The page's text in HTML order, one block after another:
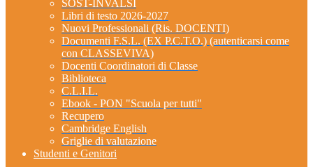
SOST-INVALSI
Libri di testo 2026-2027
Nuovi Professionali (Ris. DOCENTI)
Documenti F.S.L. (EX P.C.T.O.) (autenticarsi come
con CLASSEVIVA)
Docenti Coordinatori di Classe
Biblioteca
C.L.I.L.
Ebook - PON "Scuola per tutti"
Recupero
Cambridge English
Griglie di valutazione
Studenti e Genitori